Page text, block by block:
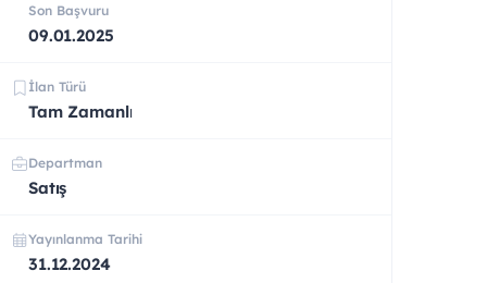
Son Başvuru
09.01.2025
İlan Türü
Tam Zamanlı
Departman
Satış
Yayınlanma Tarihi
31.12.2024